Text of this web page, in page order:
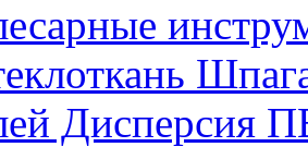
Дисперсия